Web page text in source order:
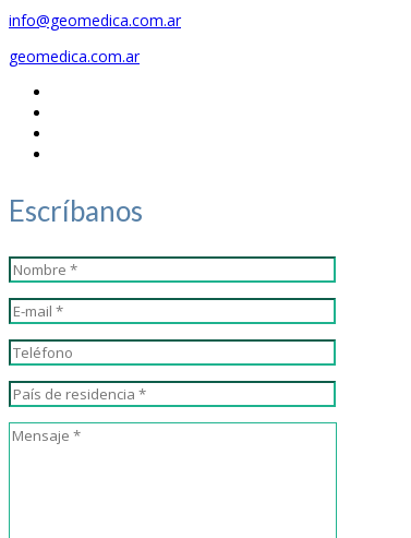
info@geomedica.com.ar
geomedica.com.ar
Escríbanos